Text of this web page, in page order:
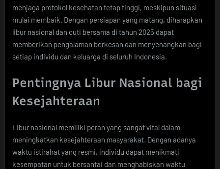
menjaga protokol kesehatan tetap tinggi, meskipun situasi
mulai membaik. Dengan persiapan yang matang, diharapkan
libur nasional dan cuti bersama di tahun 2025 dapat
memberikan pengalaman berkesan dan menyenangkan bagi
setiap individu dan keluarga di seluruh Indonesia.
Pentingnya Libur Nasional bagi
Kesejahteraan
Libur nasional memiliki peran yang sangat vital dalam
meningkatkan kesejahteraan masyarakat. Dengan adanya
waktu istirahat yang resmi, individu dapat menikmati
kesempatan untuk bersantai dan menghabiskan waktu